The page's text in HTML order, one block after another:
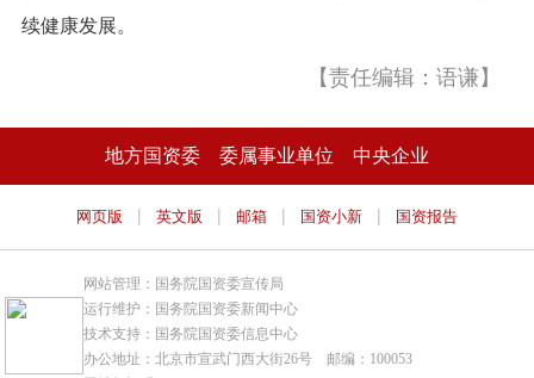
续健康发展。
【责任编辑：语谦】
地方国资委 委属事业单位 中央企业
网页版 | 英文版 | 邮箱 | 国资小新 | 国资报告
网站管理：国务院国资委宣传局
运行维护：国务院国资委新闻中心
技术支持：国务院国资委信息中心
办公地址：北京市宣武门西大街26号 邮编：100053